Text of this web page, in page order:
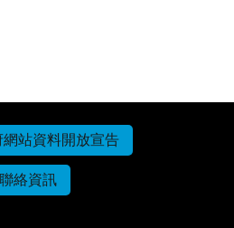
網站資料開放宣告
聯絡資訊